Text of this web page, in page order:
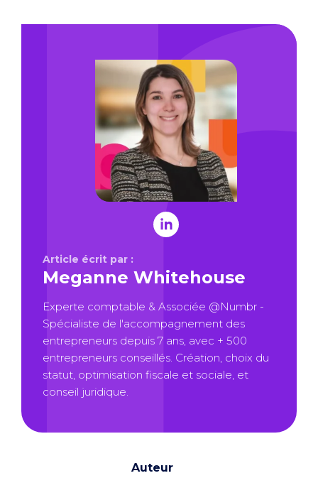
Article écrit par :
Meganne Whitehouse
Experte comptable & Associée @Numbr -
Spécialiste de l'accompagnement des
entrepreneurs depuis 7 ans, avec + 500
entrepreneurs conseillés. Création, choix du
statut, optimisation fiscale et sociale, et
conseil juridique.
Auteur